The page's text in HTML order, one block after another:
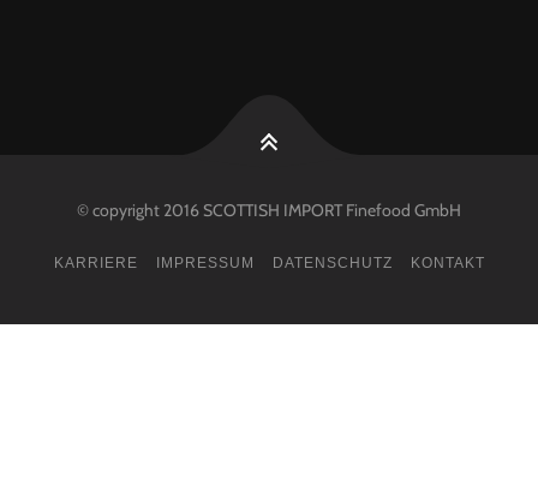
© copyright 2016 SCOTTISH IMPORT Finefood GmbH
KARRIERE IMPRESSUM DATENSCHUTZ KONTAKT